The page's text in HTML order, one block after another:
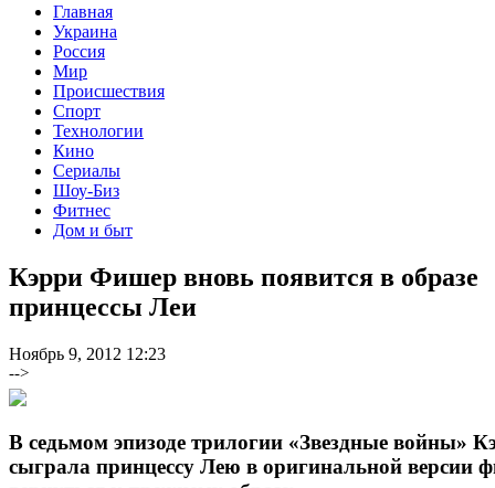
Главная
Украина
Россия
Мир
Происшествия
Спорт
Технологии
Кино
Сериалы
Шоу-Биз
Фитнес
Дом и быт
Кэрри Фишер вновь появится в образе
принцессы Леи
Ноябрь 9, 2012 12:23
-->
В седьмом эпизоде трилогии «Звездные войны»
сыграла принцессу Лею в оригинальной версии